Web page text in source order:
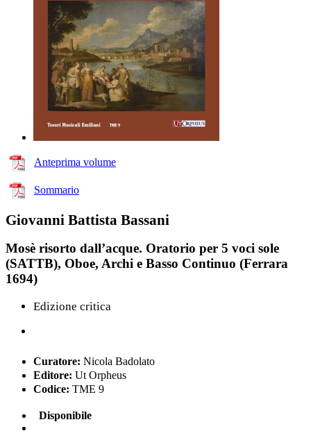
Anteprima volume
Sommario
Giovanni Battista Bassani
Mosè risorto dall’acque. Oratorio per 5 voci sole
(SATTB), Oboe, Archi e Basso Continuo (Ferrara
1694)
Edizione critica
Curatore: Nicola Badolato
Editore: Ut Orpheus
Codice: TME 9
Disponibile